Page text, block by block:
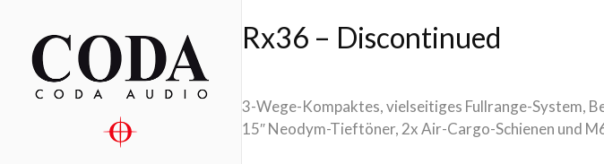
Rx36 – Discontinued
3-Wege-Kompaktes, vielseitiges Fullrange-System,
15″ Neodym-Tieftöner, 2x Air-Cargo-Schienen und